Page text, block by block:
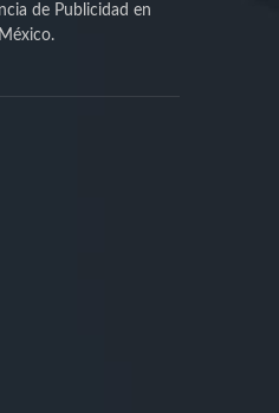
de Publicidad en